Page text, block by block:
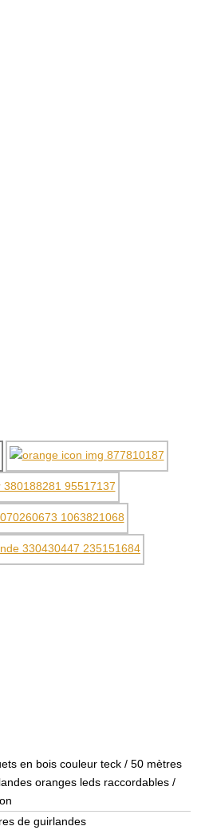
en bois couleur teck / 50 mètres
oranges leds raccordables /
de guirlandes